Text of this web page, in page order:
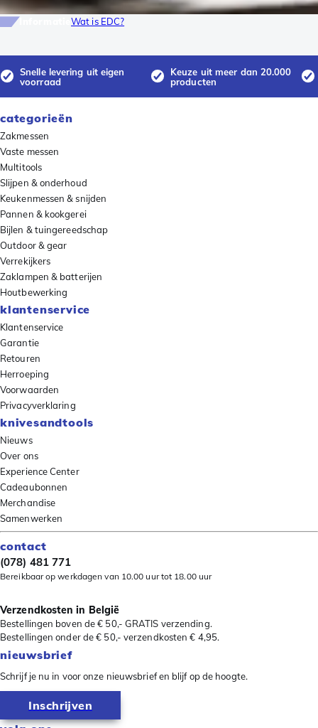
Wat is EDC?
Snelle levering uit eigen
voorraad
Keuze uit meer dan 20.000
producten
categorieën
Zakmessen
Vaste messen
Multitools
Slijpen & onderhoud
Keukenmessen & snijden
Pannen & kookgerei
Bijlen & tuingereedschap
Outdoor & gear
Verrekijkers
Zaklampen & batterijen
Houtbewerking
klantenservice
Klantenservice
Garantie
Retouren
Herroeping
Voorwaarden
Privacyverklaring
knivesandtools
Nieuws
Over ons
Experience Center
Cadeaubonnen
Merchandise
Samenwerken
contact
(078) 481 771
Bereikbaar op werkdagen van 10.00 uur tot 18.00 uur
Verzendkosten in België
Bestellingen boven de € 50,- GRATIS verzending.
Bestellingen onder de € 50,- verzendkosten € 4,95.
nieuwsbrief
Schrijf je nu in voor onze nieuwsbrief en blijf op de hoogte.
Inschrijven